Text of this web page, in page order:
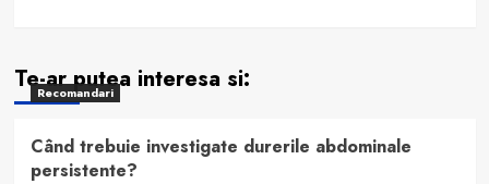
Te-ar putea interesa si:
Recomandari
Când trebuie investigate durerile abdominale
persistente?